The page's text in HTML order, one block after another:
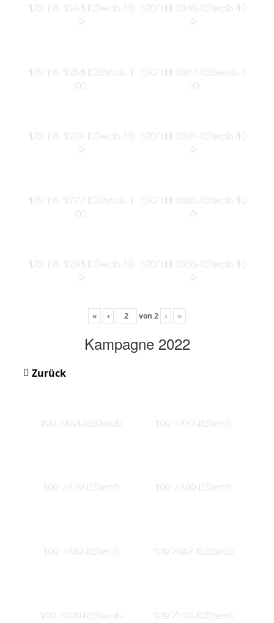
120 TN 1044-KSweb-10
0
120 TN 1048-KSweb-10
0
120 TN 1054-KS5web-1
00
120 TN 1067-KS3web-1
00
120 TN 1072-KSweb-10
0
120 TN 1074-KSweb-10
0
120 TN 1077-KS3web-1
00
120 TN 1082-KSweb-10
0
120 TN 1094-KSweb-10
0
120 TN 1096-KSweb-10
0
« ‹ von 2 › »
Kampagne 2022
Zurück
109 7464-KS0web 109 7472-KSweb
109 7479-KSweb 109 7480-KSweb
109 7482-KSweb 109 7487-KS5web
109 7500-KS6web 109 7512-KS5web